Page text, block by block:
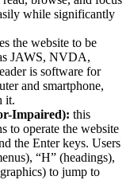
while significantly
the website to be
JAWS, NVDA,
is software for
and smartphone,
it.
Impaired): this
to operate the website
the Enter keys. Users
“H” (headings),
to jump to